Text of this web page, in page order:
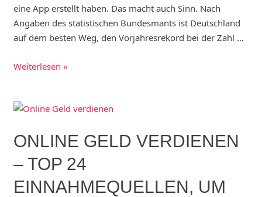
eine App erstellt haben. Das macht auch Sinn. Nach
Angaben des statistischen Bundesmants ist Deutschland
auf dem besten Weg, den Vorjahresrekord bei der Zahl …
Geld
Internet
Startkapital
Weiterlesen »
ONLINE GELD VERDIENEN
– TOP 24
EINNAHMEQUELLEN, UM